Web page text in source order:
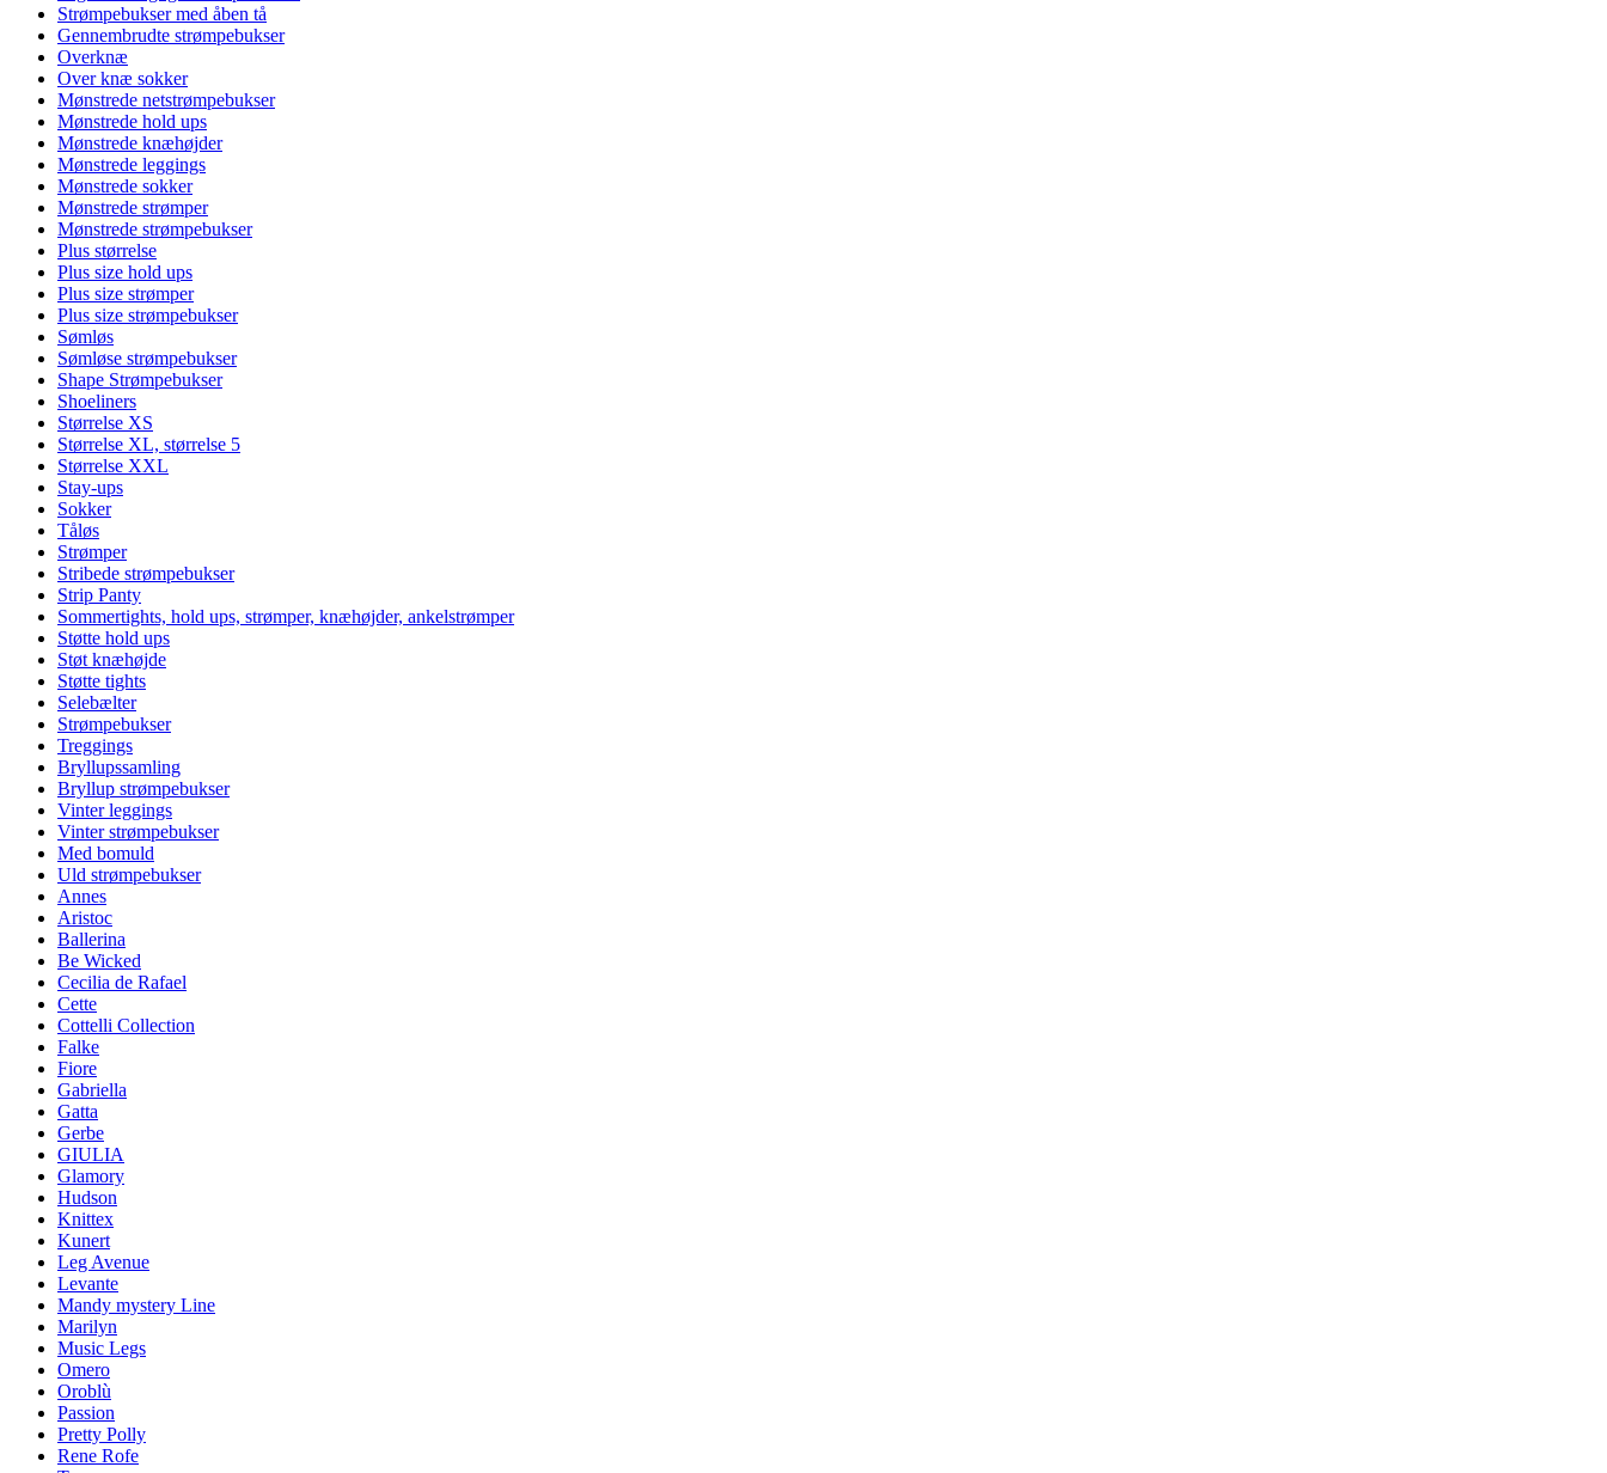
Strømpebukser med åben tå
Gennembrudte strømpebukser
Overknæ
Over knæ sokker
Mønstrede netstrømpebukser
Mønstrede hold ups
Mønstrede knæhøjder
Mønstrede leggings
Mønstrede sokker
Mønstrede strømper
Mønstrede strømpebukser
Plus størrelse
Plus size hold ups
Plus size strømper
Plus size strømpebukser
Sømløs
Sømløse strømpebukser
Shape Strømpebukser
Shoeliners
Størrelse XS
Størrelse XL, størrelse 5
Størrelse XXL
Stay-ups
Sokker
Tåløs
Strømper
Stribede strømpebukser
Strip Panty
Sommertights, hold ups, strømper, knæhøjder, ankelstrømper
Støtte hold ups
Støt knæhøjde
Støtte tights
Selebælter
Strømpebukser
Treggings
Bryllupssamling
Bryllup strømpebukser
Vinter leggings
Vinter strømpebukser
Med bomuld
Uld strømpebukser
Annes
Aristoc
Ballerina
Be Wicked
Cecilia de Rafael
Cette
Cottelli Collection
Falke
Fiore
Gabriella
Gatta
Gerbe
GIULIA
Glamory
Hudson
Knittex
Kunert
Leg Avenue
Levante
Mandy mystery Line
Marilyn
Music Legs
Omero
Oroblù
Passion
Pretty Polly
Rene Rofe